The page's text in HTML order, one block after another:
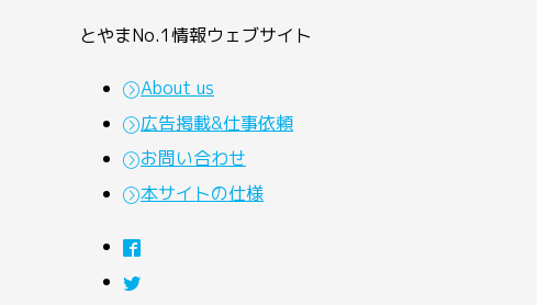
とやまNo.1情報ウェブサイト
About us
広告掲載&仕事依頼
お問い合わせ
本サイトの仕様